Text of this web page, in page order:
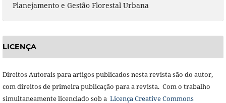
Planejamento e Gestão Florestal Urbana
LICENÇA
Direitos Autorais para artigos publicados nesta revista são do autor,
com direitos de primeira publicação para a revista. Com o trabalho
simultaneamente licenciado sob a Licença Creative Commons